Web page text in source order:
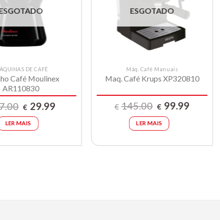
DE CAFÉ
Café Moulinex
AR110830
O
preço
original
era:
€37.00.
€ 29.99
LER MAIS
compras
ESGOTADO
Máq. Café Manuais
Maq. Café Krups XP320810
€ 145.00 O
preço
original
era:
€145.00.
€ 99.99
LER MAIS